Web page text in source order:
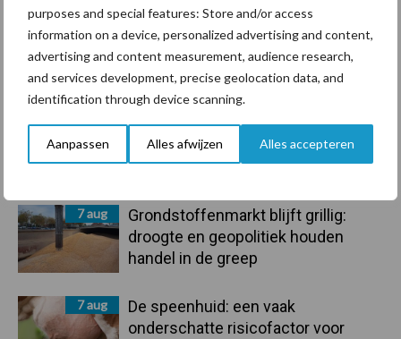
purposes and special features: Store and/or access
information on a device, personalized advertising and content,
advertising and content measurement, audience research,
and services development, precise geolocation data, and
identification through device scanning.
Aanpassen Alles afwijzen Alles accepteren
Primaire
Recent nieuws Partner nieuws
7 aug
Grondstoffenmarkt blijft grillig:
droogte en geopolitiek houden
handel in de greep
7 aug
De speenhuid: een vaak
onderschatte risicofactor voor
Toon meer